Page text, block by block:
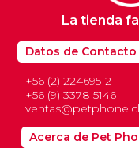
Datos de Contacto
+56 (2) 22469512
+56 (9) 3378 5146
ventas@petphone.cl
La tienda
Acerca de Pet